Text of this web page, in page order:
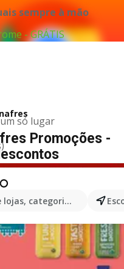
sempre à mão
- GRÁTIS
só lugar
lojas, categorias,produtos...
Promoções -